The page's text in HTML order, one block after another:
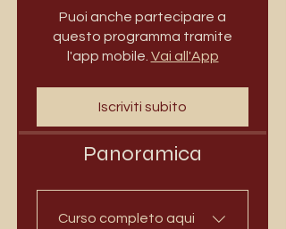
Puoi anche partecipare a
questo programma tramite
l'app mobile. Vai all'App
Iscriviti subito
Panoramica
Curso completo aqui